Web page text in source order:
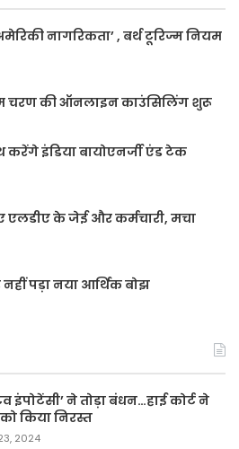
नागरिकता’ , बर्थ टूरिज्म नियम
चरण की ऑनलाइन काउंसिलिंग शुरू
करेंगे इंडिया बायोएनर्जी एंड टेक
एलडीए के जेई और कर्मचारी, मचा
नहीं पड़ा नया आर्थिक बोझ
इंपोटेंसी’ ने तोड़ा बंधन…हाई कोर्ट ने
किया निरस्त
2024